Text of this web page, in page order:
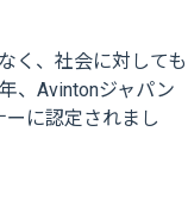
く、社会に対しても
、Avintonジャパン
ーに認定されまし